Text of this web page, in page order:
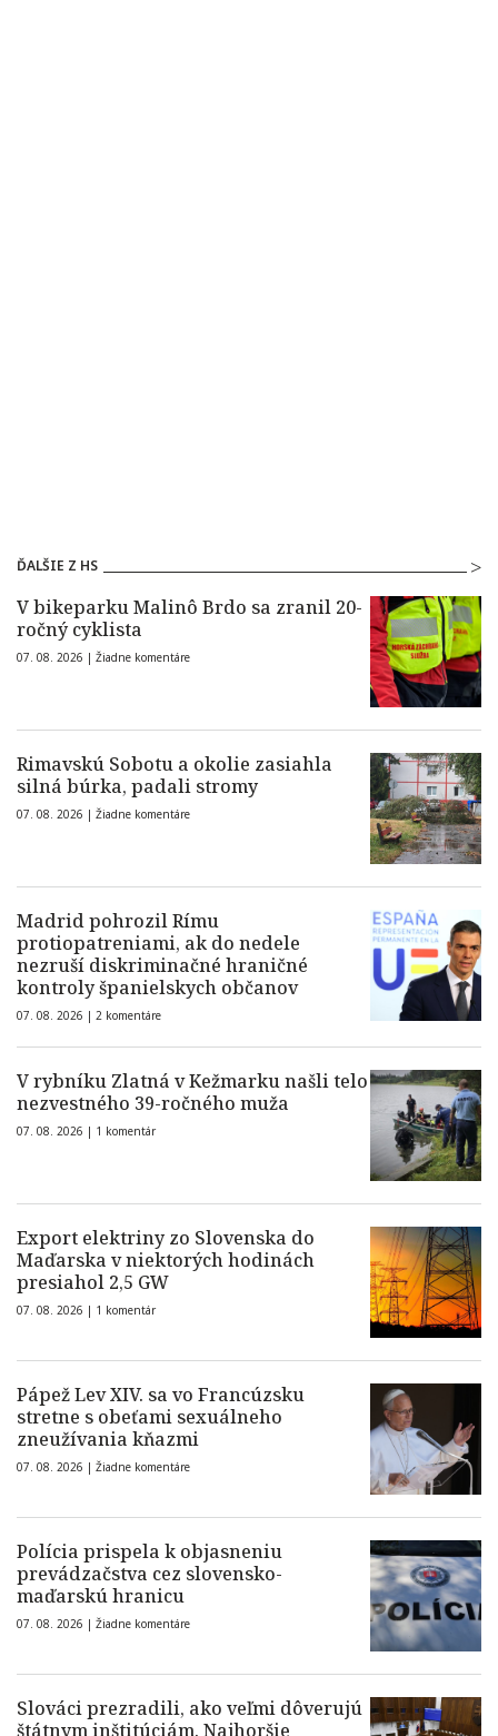
ĎALŠIE Z HS
V bikeparku Malinô Brdo sa zranil 20-
ročný cyklista
07. 08. 2026 | Žiadne komentáre
Rimavskú Sobotu a okolie zasiahla
silná búrka, padali stromy
07. 08. 2026 | Žiadne komentáre
Madrid pohrozil Rímu
protiopatreniami, ak do nedele
nezruší diskriminačné hraničné
kontroly španielskych občanov
07. 08. 2026 | 2 komentáre
V rybníku Zlatná v Kežmarku našli telo
nezvestného 39-ročného muža
07. 08. 2026 | 1 komentár
Export elektriny zo Slovenska do
Maďarska v niektorých hodinách
presiahol 2,5 GW
07. 08. 2026 | 1 komentár
Pápež Lev XIV. sa vo Francúzsku
stretne s obeťami sexuálneho
zneužívania kňazmi
07. 08. 2026 | Žiadne komentáre
Polícia prispela k objasneniu
prevádzačstva cez slovensko-
maďarskú hranicu
07. 08. 2026 | Žiadne komentáre
Slováci prezradili, ako veľmi dôverujú
štátnym inštitúciám. Najhoršie